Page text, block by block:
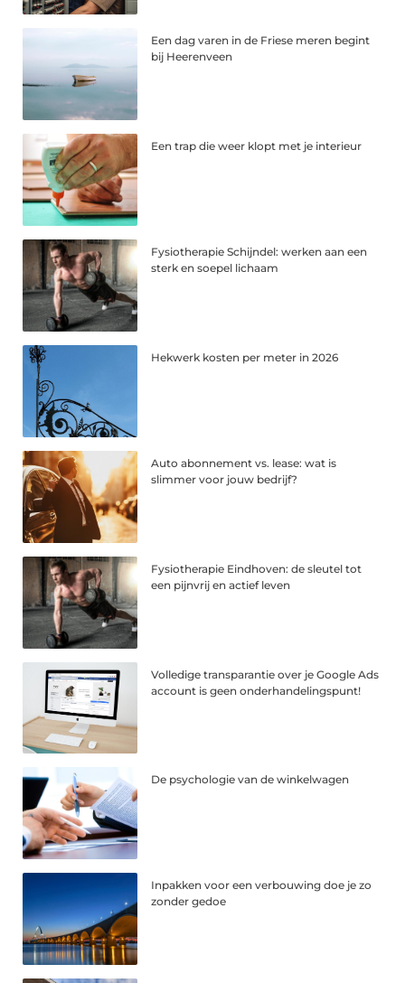
Een dag varen in de Friese meren begint
bij Heerenveen
Een trap die weer klopt met je interieur
Fysiotherapie Schijndel: werken aan een
sterk en soepel lichaam
Hekwerk kosten per meter in 2026
Auto abonnement vs. lease: wat is
slimmer voor jouw bedrijf?
Fysiotherapie Eindhoven: de sleutel tot
een pijnvrij en actief leven
Volledige transparantie over je Google Ads
account is geen onderhandelingspunt!
De psychologie van de winkelwagen
Inpakken voor een verbouwing doe je zo
zonder gedoe